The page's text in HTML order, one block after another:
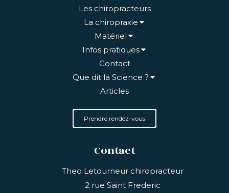
Les chiropracteurs
La chiropraxie
Matériel
Infos pratiques
Contact
Que dit la Science ?
Articles
Prendre rendez-vous
Contact
Theo Letourneur chiropracteur
2 rue Saint Frederic